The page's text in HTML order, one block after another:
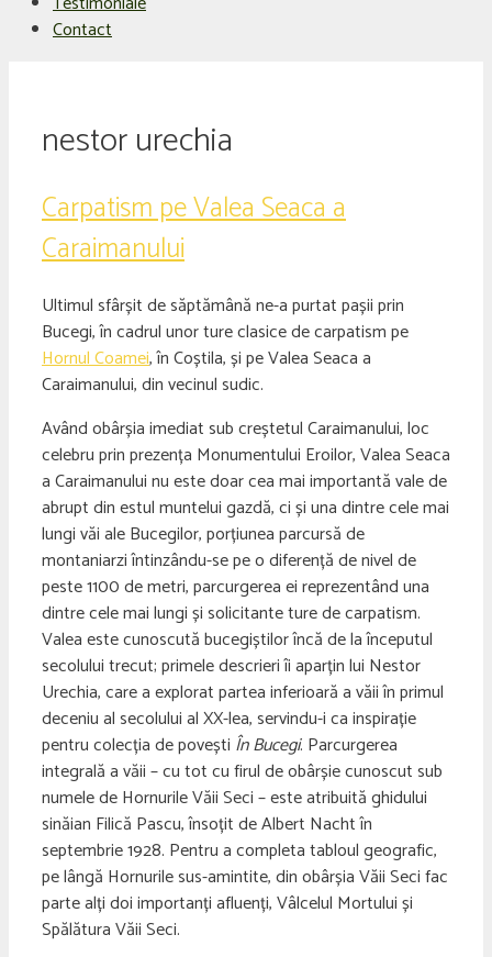
Contact
nestor urechia
Carpatism pe Valea Seaca a
Caraimanului
Ultimul sfârșit de săptămână ne-a purtat pașii prin
Bucegi, în cadrul unor ture clasice de carpatism pe
Hornul Coamei, în Coștila, și pe Valea Seaca a
Caraimanului, din vecinul sudic.
Având obârșia imediat sub creștetul Caraimanului, loc
celebru prin prezența Monumentului Eroilor, Valea Seaca
a Caraimanului nu este doar cea mai importantă vale de
abrupt din estul muntelui gazdă, ci și una dintre cele mai
lungi văi ale Bucegilor, porțiunea parcursă de
montaniarzi întinzându-se pe o diferență de nivel de
peste 1100 de metri, parcurgerea ei reprezentând una
dintre cele mai lungi și solicitante ture de carpatism.
Valea este cunoscută bucegiștilor încă de la începutul
secolului trecut; primele descrieri îi aparțin lui Nestor
Urechia, care a explorat partea inferioară a văii în primul
deceniu al secolului al XX-lea, servindu-i ca inspirație
pentru colecția de povești În Bucegi. Parcurgerea
integrală a văii – cu tot cu firul de obârșie cunoscut sub
numele de Hornurile Văii Seci – este atribuită ghidului
sinăian Filică Pascu, însoțit de Albert Nacht în
septembrie 1928. Pentru a completa tabloul geografic,
pe lângă Hornurile sus-amintite, din obârșia Văii Seci fac
parte alți doi importanți afluenți, Vâlcelul Mortului și
Spălătura Văii Seci.